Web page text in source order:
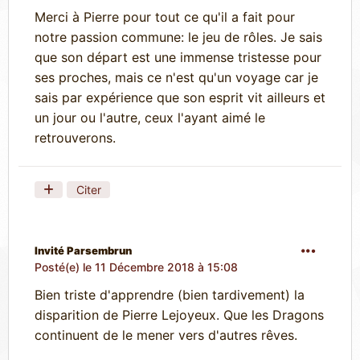
Merci à Pierre pour tout ce qu'il a fait pour
notre passion commune: le jeu de rôles. Je sais
que son départ est une immense tristesse pour
ses proches, mais ce n'est qu'un voyage car je
sais par expérience que son esprit vit ailleurs et
un jour ou l'autre, ceux l'ayant aimé le
retrouverons.
Citer
Invité Parsembrun
Posté(e) le 11 Décembre 2018 à 15:08
Bien triste d'apprendre (bien tardivement) la
disparition de Pierre Lejoyeux. Que les Dragons
continuent de le mener vers d'autres rêves.